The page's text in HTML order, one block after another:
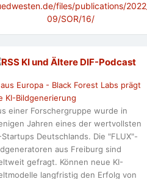
files/publications/2022_
09/SOR/16/
KI und Ältere DlF-Podcast
aus Europa - Black Forest Labs prägt
KI-Bildgenerierung
einer Forschergruppe wurde in
Jahren eines der wertvollsten
Startups Deutschlands. Die "FLUX"-
aus Freiburg sind
gefragt. Können neue KI-
langfristig den Erfolg von